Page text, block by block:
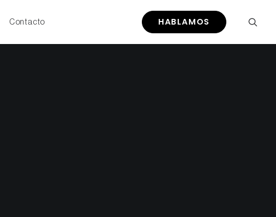
Contacto HABLAMOS